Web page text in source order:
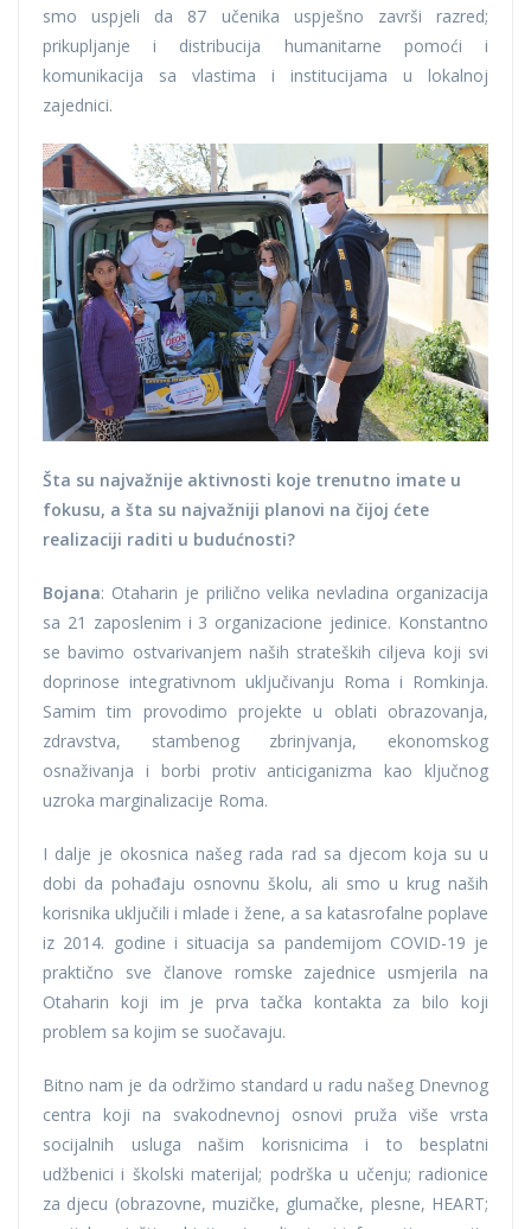
smo uspjeli da 87 učenika uspješno završi razred;
prikupljanje i distribucija humanitarne pomoći i
komunikacija sa vlastima i institucijama u lokalnoj
zajednici.
Šta su najvažnije aktivnosti koje trenutno imate u
fokusu, a šta su najvažniji planovi na čijoj ćete
realizaciji raditi u budućnosti?
Bojana: Otaharin je prilično velika nevladina organizacija
sa 21 zaposlenim i 3 organizacione jedinice. Konstantno
se bavimo ostvarivanjem naših strateških ciljeva koji svi
doprinose integrativnom uključivanju Roma i Romkinja.
Samim tim provodimo projekte u oblati obrazovanja,
zdravstva, stambenog zbrinjvanja, ekonomskog
osnaživanja i borbi protiv anticiganizma kao ključnog
uzroka marginalizacije Roma.
I dalje je okosnica našeg rada rad sa djecom koja su u
dobi da pohađaju osnovnu školu, ali smo u krug naših
korisnika uključili i mlade i žene, a sa katasrofalne poplave
iz 2014. godine i situacija sa pandemijom COVID-19 je
praktično sve članove romske zajednice usmjerila na
Otaharin koji im je prva tačka kontakta za bilo koji
problem sa kojim se suočavaju.
Bitno nam je da održimo standard u radu našeg Dnevnog
centra koji na svakodnevnoj osnovi pruža više vrsta
socijalnih usluga našim korisnicima i to besplatni
udžbenici i školski materijal; podrška u učenju; radionice
za djecu (obrazovne, muzičke, glumačke, plesne, HEART;